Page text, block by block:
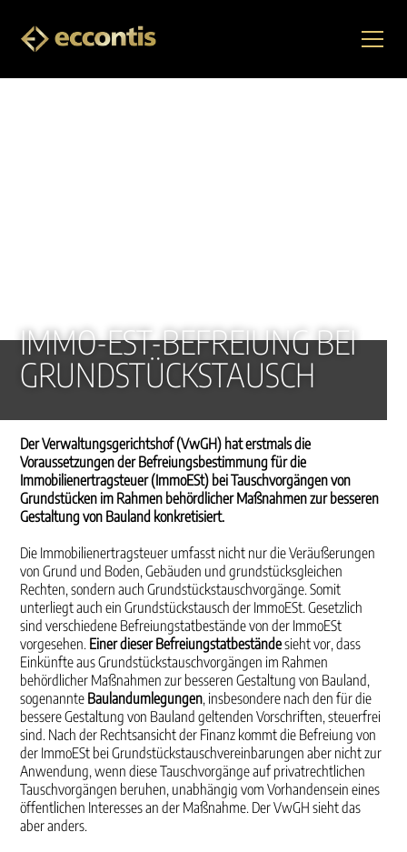
IMMO-EST-BEFREIUNG BEI
GRUNDSTÜCKSTAUSCH
Der Verwaltungsgerichtshof (VwGH) hat erstmals die
Voraussetzungen der Befreiungsbestimmung für die
Immobilienertragsteuer (ImmoESt) bei Tauschvorgängen von
Grundstücken im Rahmen behördlicher Maßnahmen zur besseren
Gestaltung von Bauland konkretisiert.
Die Immobilienertragsteuer umfasst nicht nur die Veräußerungen
von Grund und Boden, Gebäuden und grundstücksgleichen
Rechten, sondern auch Grundstückstauschvorgänge. Somit
unterliegt auch ein Grundstückstausch der ImmoESt. Gesetzlich
sind verschiedene Befreiungstatbestände von der ImmoESt
vorgesehen. Einer dieser Befreiungstatbeständesieht vor, dass
Einkünfte aus Grundstückstauschvorgängen im Rahmen
behördlicher Maßnahmen zur besseren Gestaltung von Bauland,
sogenannte Baulandumlegungen, insbesondere nach den für die
bessere Gestaltung von Bauland geltenden Vorschriften, steuerfrei
sind. Nach der Rechtsansicht der Finanz kommt die Befreiung von
der ImmoESt bei Grundstückstauschvereinbarungen aber nicht zur
Anwendung, wenn diese Tauschvorgänge auf privatrechtlichen
Tauschvorgängen beruhen, unabhängig vom Vorhandensein eines
öffentlichen Interesses an der Maßnahme. Der VwGH sieht das
aber anders.